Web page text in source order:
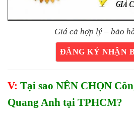
Giá cả hợp lý – bảo
ĐĂNG KÝ NHẬN
V: Tại sao NÊN CHỌN
Quang Anh tại TPHCM?